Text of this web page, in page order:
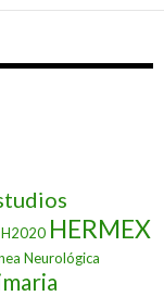
H2020 HERMEX
Neurológica